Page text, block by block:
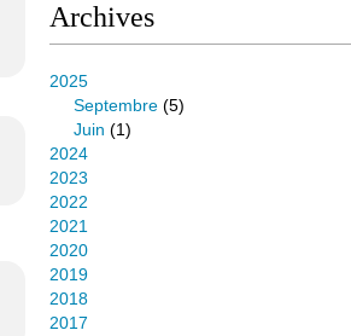
Archives
2025
Septembre (5)
Juin (1)
2024
2023
2022
2021
2020
2019
2018
2017